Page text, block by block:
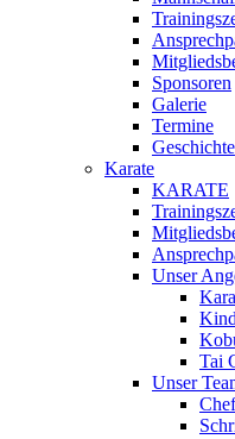
Sponsoren
Galerie
Termine
Geschichte
Karate
KARATE
Unser
Tai
Unser